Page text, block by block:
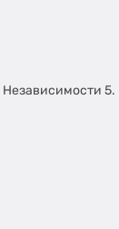
Независимости 5.